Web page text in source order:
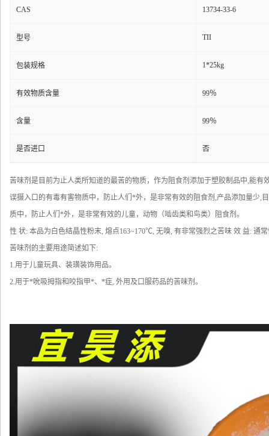
CAS 13734-33-6
型号 TII
包装规格 1*25kg
有效物质含量 99％
含量 99％
是否进口 否
苦味剂是目前为止人类所知道的最苦的物质，作为阻食剂添加于塑胶制品中,能
误摄入口的有毒有害物质中，防止人们*外，是非常有效的阻食剂,产品添加量少,
质中，防止人们*外，是非常有效的儿童，动物（啮齿类和鸟类）阻食剂。
性 状: 本品为白色结晶性粉末, 熔点163~170℃, 无嗅, 有非常强烈之苦味 效 益: 通
苦味剂的主要用途简述如下:
1.用于儿童玩具、装璜装饰用品。
2.用于*吮吸拇指和咬指甲*、*症, 外用及口服药品的苦味剂。